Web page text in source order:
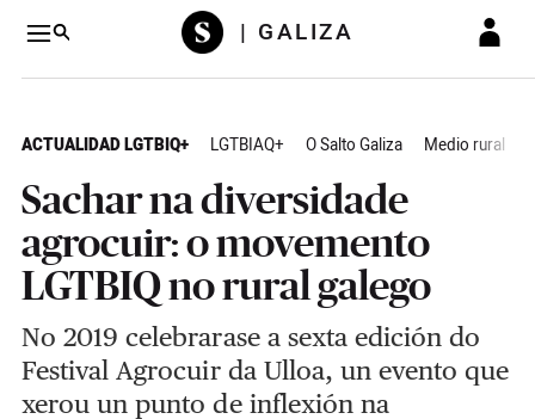
| GALIZA
ACTUALIDAD LGTBIQ+ LGTBIAQ+ O Salto Galiza Medio rural
Sachar na diversidade
agrocuir: o movemento
LGTBIQ no rural galego
No 2019 celebrarase a sexta edición do
Festival Agrocuir da Ulloa, un evento que
xerou un punto de inflexión na